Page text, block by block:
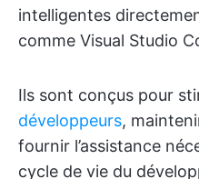
intelligentes
comme Visual Studio
Ils sont conçus pour
développeurs,
fournir l’assistance
cycle de vie du